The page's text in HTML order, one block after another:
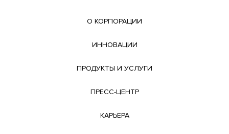
О КОРПОРАЦИИ
ИННОВАЦИИ
ПРОДУКТЫ И УСЛУГИ
ПРЕСС-ЦЕНТР
КАРЬЕРА